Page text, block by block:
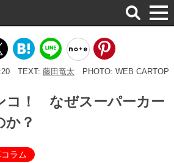
検
索
TEXT: 藤田竜太 PHOTO: WEB CARTOP
コ！ なぜスーパーカー
か？
ラム